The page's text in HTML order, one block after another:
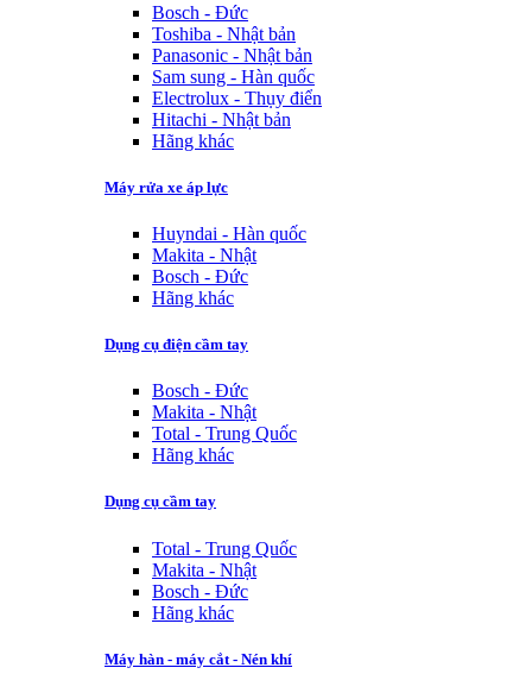
Bosch - Đức
Toshiba - Nhật bản
Panasonic - Nhật bản
Sam sung - Hàn quốc
Electrolux - Thụy điển
Hitachi - Nhật bản
Hãng khác
Máy rửa xe áp lực
Huyndai - Hàn quốc
Makita - Nhật
Bosch - Đức
Hãng khác
Dụng cụ điện cầm tay
Bosch - Đức
Makita - Nhật
Total - Trung Quốc
Hãng khác
Dụng cụ cầm tay
Total - Trung Quốc
Makita - Nhật
Bosch - Đức
Hãng khác
Máy hàn - máy cắt - Nén khí